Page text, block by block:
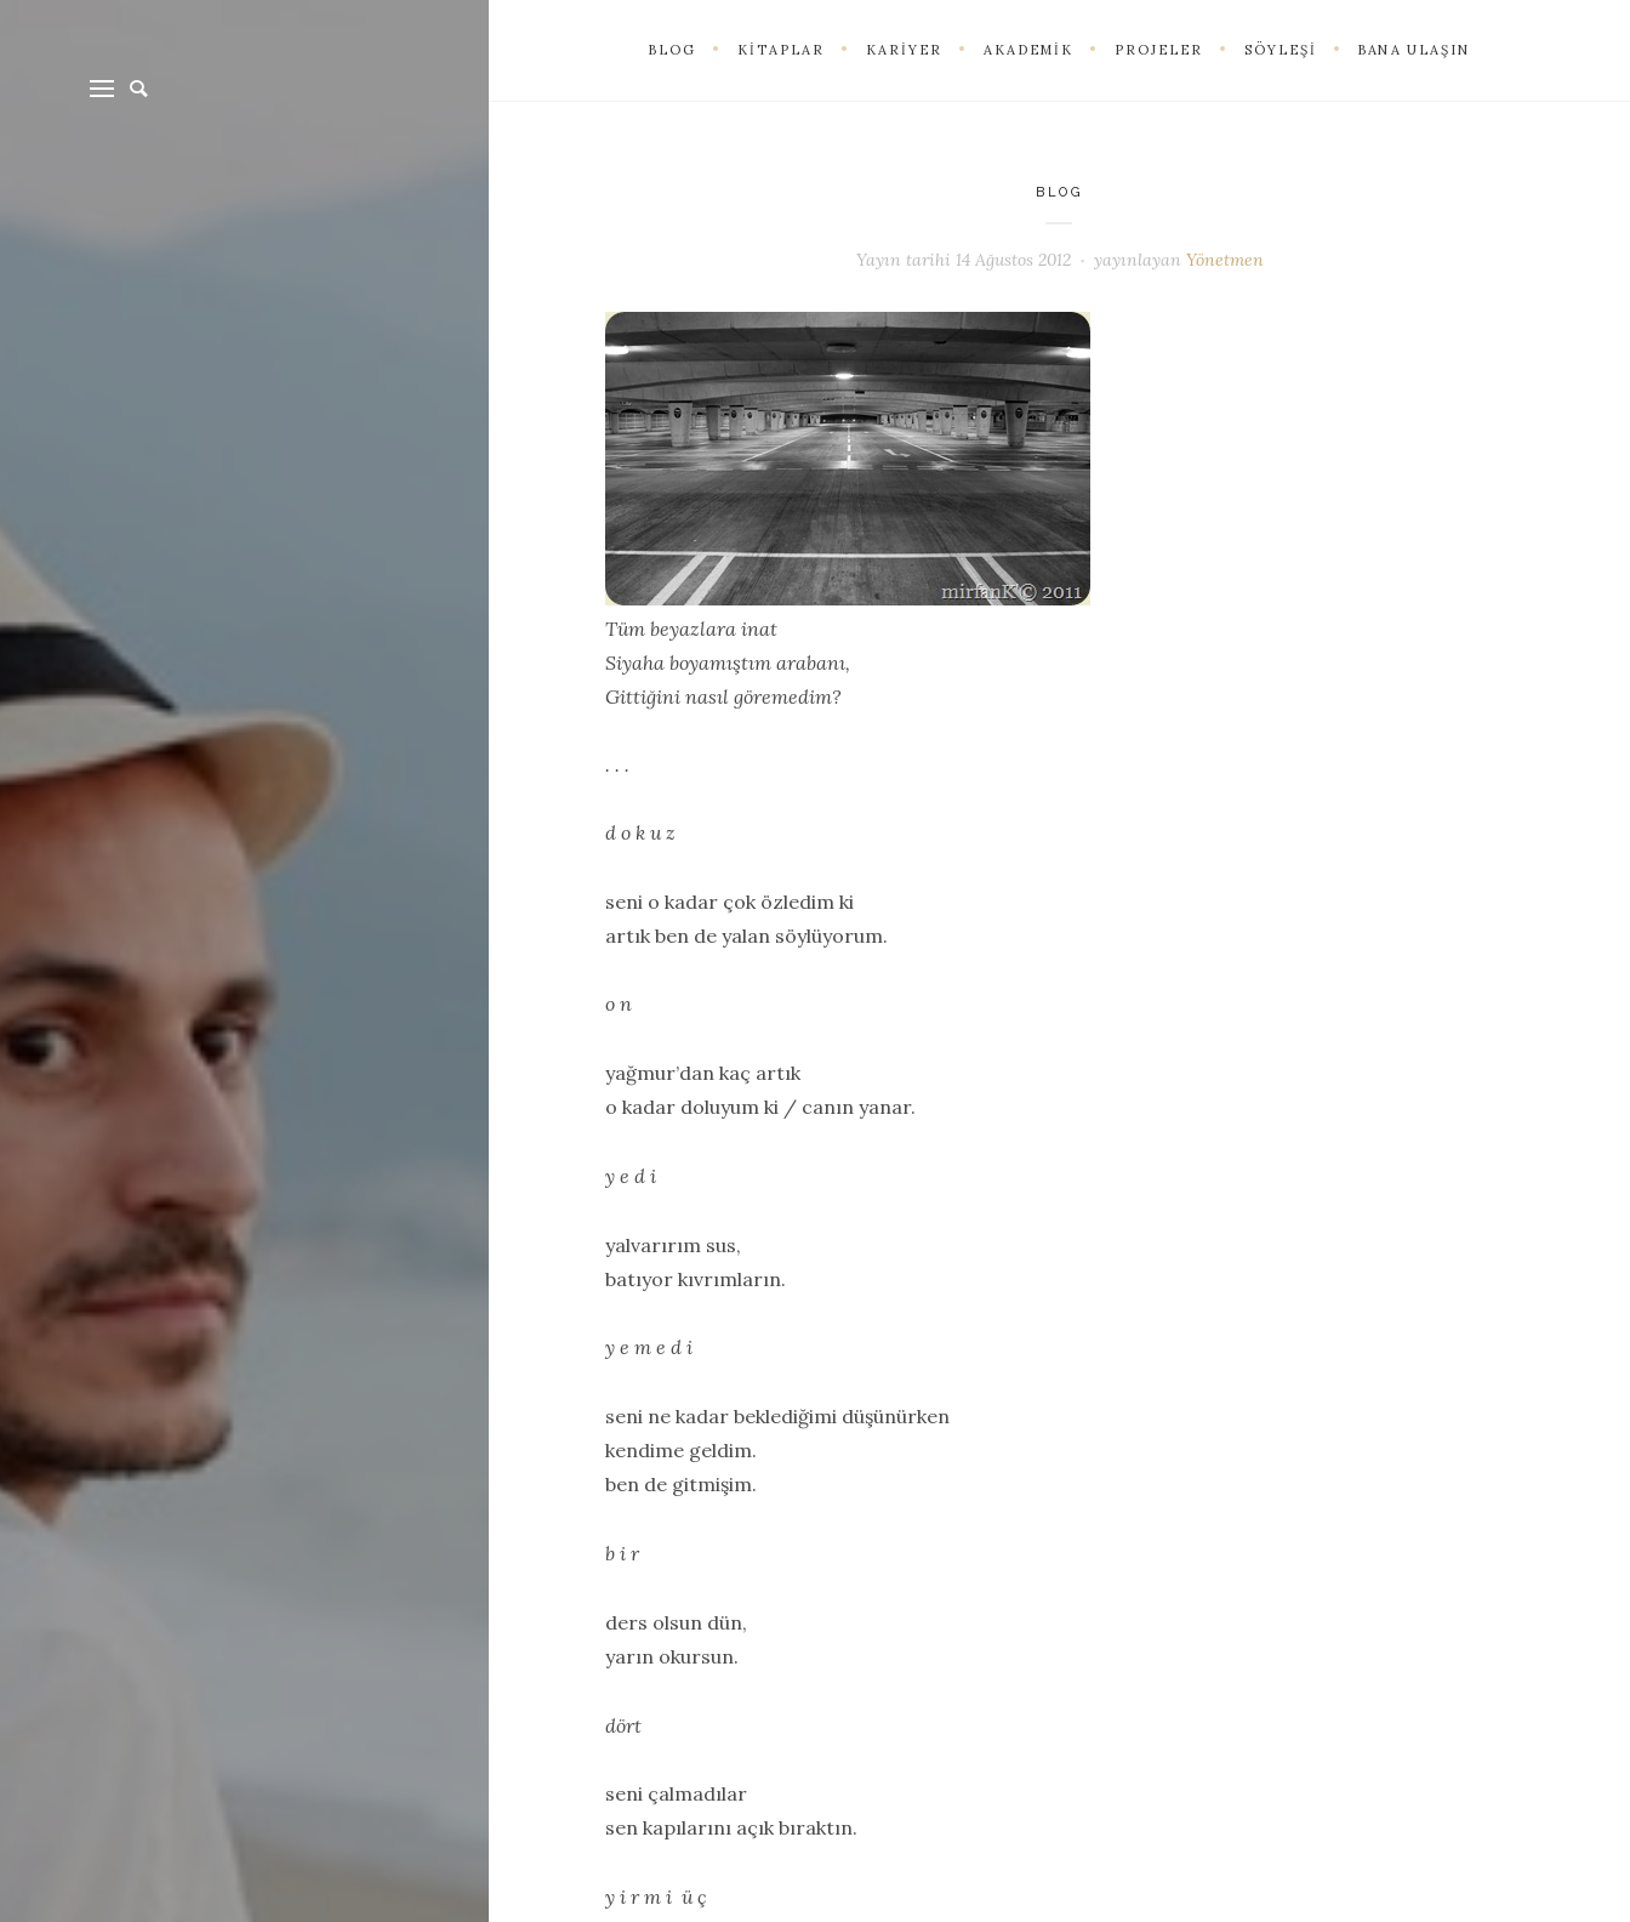
BLOG KITAPLAR KARIYER AKADEMIK PROJELER SÖYLEŞI BANA ULAŞIN
BLOG
Yayın tarihi 14 Ağustos 2012 yayınlayan Yönetmen
Tüm beyazlara inat
Siyaha boyamıştım arabanı,
Gittiğini nasıl göremedim?
. . .
d o k u z
seni o kadar çok özledim ki
artık ben de yalan söylüyorum.
o n
yağmur’dan kaç artık
o kadar doluyum ki / canın yanar.
y e d i
yalvarırım sus,
batıyor kıvrımların.
y e m e d i
seni ne kadar beklediğimi düşünürken
kendime geldim.
ben de gitmişim.
b i r
ders olsun dün,
yarın okursun.
dört
seni çalmadılar
sen kapılarını açık bıraktın.
y i r m i ü ç